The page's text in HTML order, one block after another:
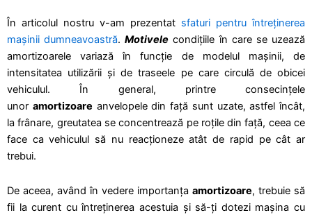
În articolul nostru v-am prezentat sfaturi pentru întreținerea
mașinii dumneavoastră.Motivele condițiile în care se uzează
amortizoarele variază în funcție de modelul mașinii, de
intensitatea utilizării și de traseele pe care circulă de obicei
vehiculul. În general, printre consecințele
unor amortizoare anvelopele din față sunt uzate, astfel încât,
la frânare, greutatea se concentrează pe roțile din față, ceea ce
face ca vehiculul să nu reacționeze atât de rapid pe cât ar
trebui.
De aceea, având în vedere importanța amortizoare, trebuie să
fii la curent cu întreținerea acestuia și să-ți dotezi mașina cu